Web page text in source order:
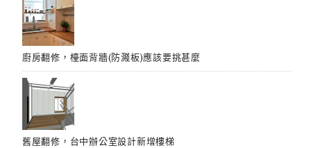
廚房翻修，檯面背牆(防濺板)應該要挑甚麼
舊屋翻修，台中辦公室設計新增樓梯